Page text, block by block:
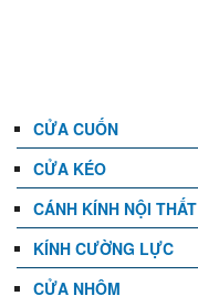
CỬA CUỐN
CỬA KÉO
CÁNH KÍNH NỘI THẤT
KÍNH CƯỜNG LỰC
CỬA NHÔM